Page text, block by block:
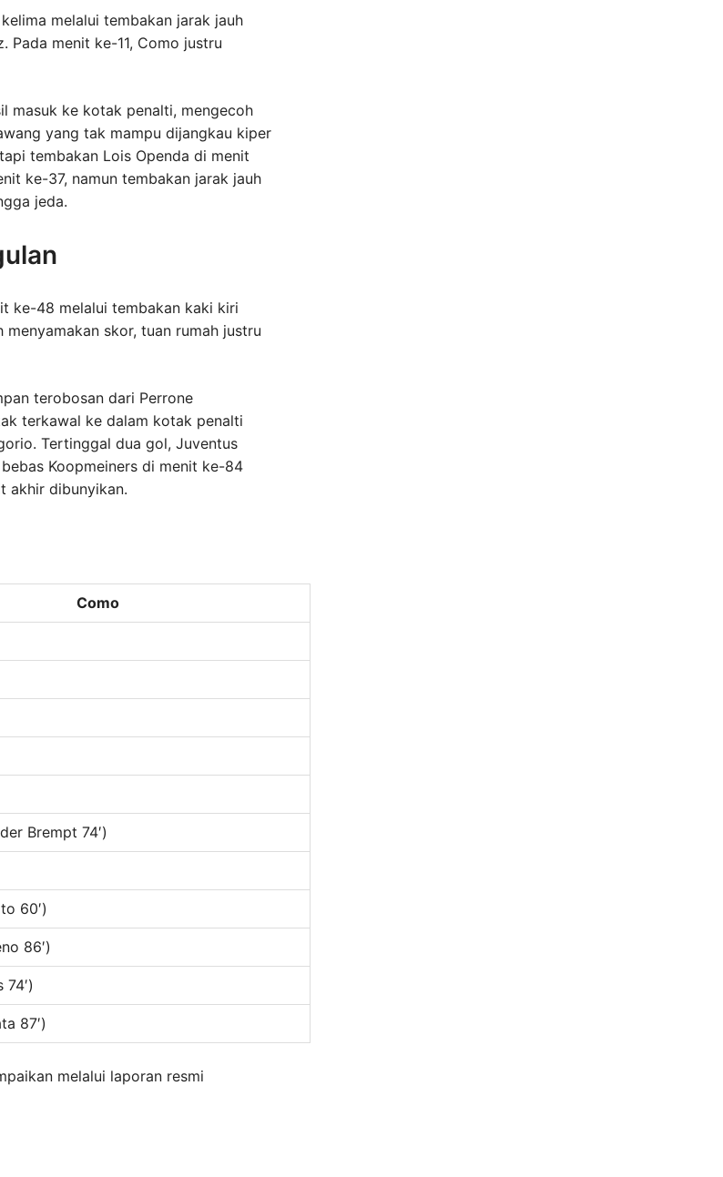
melalui tembakan jarak jauh
Pada menit ke-11, Como justru
masuk ke kotak penalti, mengecoh
yang tak mampu dijangkau kiper
tembakan Lois Openda di menit
ke-37, namun tembakan jarak jauh
jeda.
ke-48 melalui tembakan kaki kiri
skor, tuan rumah justru
terobosan dari Perrone
terkawal ke dalam kotak penalti
Tertinggal dua gol, Juventus
Koopmeiners di menit ke-84
akhir dibunyikan.
Como
Brempt 74′)
60′)
86′)
87′)
melalui laporan resmi